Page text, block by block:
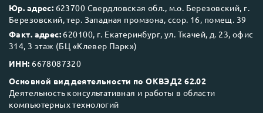
Next Business Day (NBD)
Юр. адрес: 623700 Свердловская обл., м.о. Березовский, г.
Березовский, тер. Западная промзона, ссор. 16, помещ. 39
Факт. адрес: 620100, г. Екатеринбург, ул. Ткачей, д. 23, офис
314, 3 этаж (БЦ «Клевер Парк»)
ИНН: 6678087320
Основной вид деятельности по ОКВЭД2 62.02
Деятельность консультативная и работы в области
компьютерных технологий